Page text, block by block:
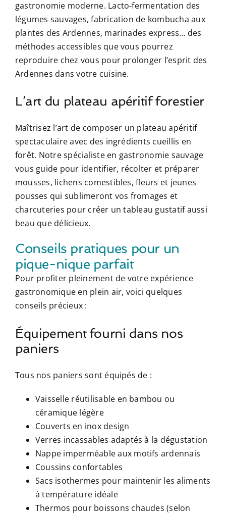
gastronomie moderne. Lacto-fermentation des
légumes sauvages, fabrication de kombucha aux
plantes des Ardennes, marinades express… des
méthodes accessibles que vous pourrez
reproduire chez vous pour prolonger l’esprit des
Ardennes dans votre cuisine.
L’art du plateau apéritif forestier
Maîtrisez l’art de composer un plateau apéritif
spectaculaire avec des ingrédients cueillis en
forêt. Notre spécialiste en gastronomie sauvage
vous guide pour identifier, récolter et préparer
mousses, lichens comestibles, fleurs et jeunes
pousses qui sublimeront vos fromages et
charcuteries pour créer un tableau gustatif aussi
beau que délicieux.
Conseils pratiques pour un
pique-nique parfait
Pour profiter pleinement de votre expérience
gastronomique en plein air, voici quelques
conseils précieux :
Équipement fourni dans nos
paniers
Tous nos paniers sont équipés de :
Vaisselle réutilisable en bambou ou
céramique légère
Couverts en inox design
Verres incassables adaptés à la dégustation
Nappe imperméable aux motifs ardennais
Coussins confortables
Sacs isothermes pour maintenir les aliments
à température idéale
Thermos pour boissons chaudes (selon